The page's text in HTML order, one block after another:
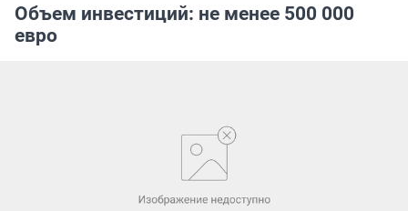
Объем инвестиций: не менее 500 000
евро